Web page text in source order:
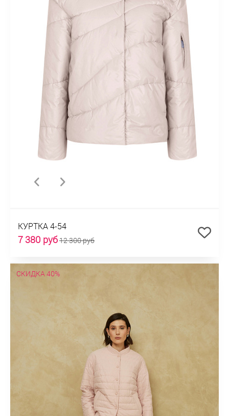
КУРТКА 4-54
7 380 руб12 300 руб
СКИДКА 40%